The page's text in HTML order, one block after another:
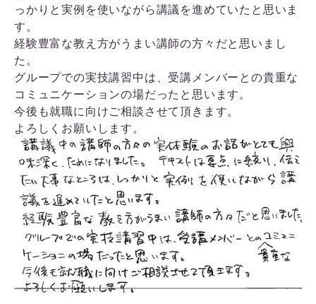
っかりと実例を使いながら講議を進めていたと思いま
す。
経験豊富な教え方がうまい講師の方々だと思いまし
た。
グループでの実技講習中は、受講メンバーとの貴重な
コミュニケーションの場だったと思います。
今後も就職に向けご相談させて頂きます。
よろしくお願いします。